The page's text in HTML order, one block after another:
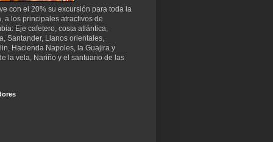
con el 20% su excursión para toda la
a los principales atractivos de
Eje cafetero, costa atlántica,
Santander, Llanos orientales,
Hacienda Napoles, la Guajira y
la vela, Nariño y el santuario de las